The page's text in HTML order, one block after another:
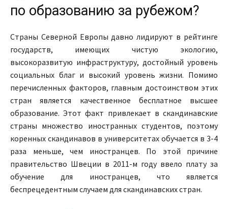
по образованию за рубежом?
Страны Северной Европы давно лидируют в рейтинге
государств, имеющих чистую экологию,
высокоразвитую инфраструктуру, достойный уровень
социальных благ и высокий уровень жизни. Помимо
перечисленных факторов, главным достоинством этих
стран является качественное бесплатное высшее
образование. Этот факт привлекает в скандинавские
страны множество иностранных студентов, поэтому
коренных скандинавов в университетах обучается в 3-4
раза меньше, чем иностранцев. По этой причине
правительство Швеции в 2011-м году ввело плату за
обучение для иностранцев, что является
беспрецедентным случаем для скандинавских стран.